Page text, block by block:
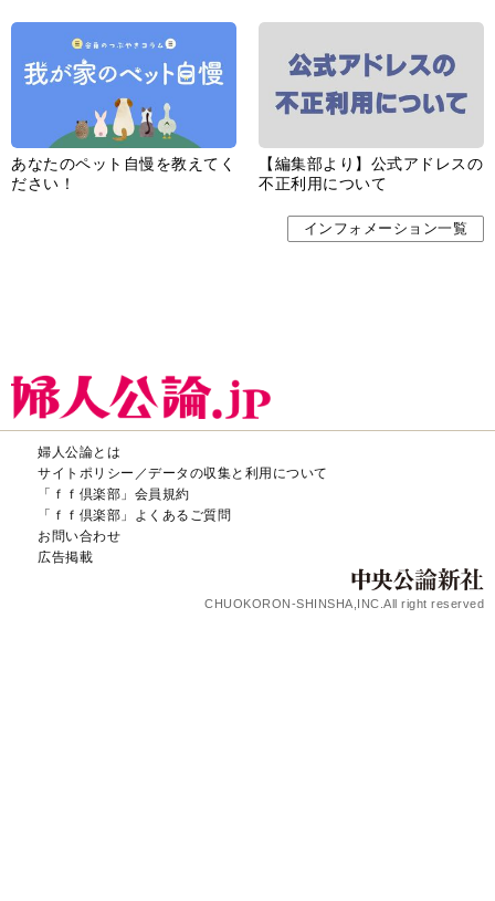
あなたのペット自慢を教えてく
ださい！
【編集部より】公式アドレスの
不正利用について
インフォメーション一覧
婦人公論とは
サイトポリシー／データの収集と利用について
「ｆｆ倶楽部」会員規約
「ｆｆ倶楽部」よくあるご質問
お問い合わせ
広告掲載
CHUOKORON-SHINSHA,INC.All right reserved